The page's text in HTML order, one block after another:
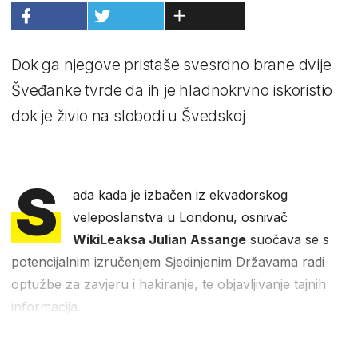
Dok ga njegove pristaše svesrdno brane dvije
Šveđanke tvrde da ih je hladnokrvno iskoristio
dok je živio na slobodi u Švedskoj
S
ada kada je izbačen iz ekvadorskog
veleposlanstva u Londonu, osnivač
WikiLeaksa Julian Assange suočava se s
potencijalnim izručenjem Sjedinjenim Državama radi
optužbe za zavjeru i hakiranje, te objavljivanje tajnih
informacija.